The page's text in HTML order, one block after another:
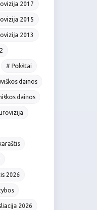
2017
2015
2013
# Pokštai
dainos
dainos
2026
2026